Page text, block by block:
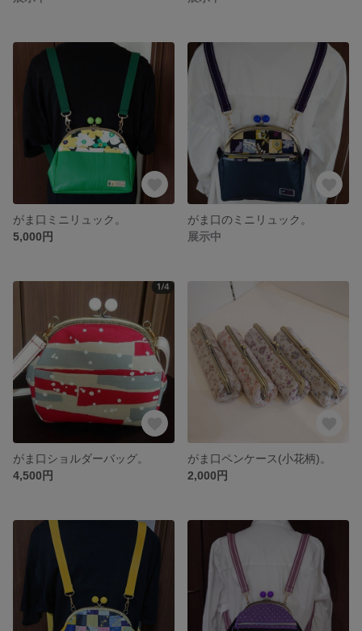
がま口ミニリュック。
5,000円
がま口のミニリュック。
展示中
がま口ショルダーバッグ。
4,500円
がま口ペンケース(小花柄)。
2,000円